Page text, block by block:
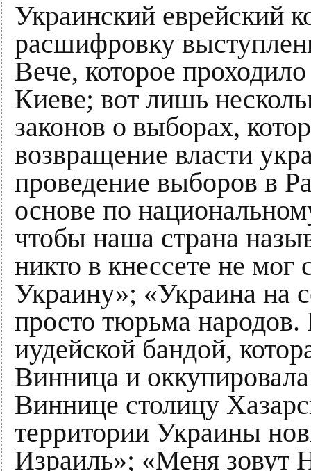
Украинский еврейский
расшифровку
Вече, которое
Киеве; вот лишь
законов о выборах,
возвращение власти
проведение выборов в
основе по
чтобы наша страна
никто в кнессете не мог
Украину»; «Украина на
просто тюрьма
иудейской бандой,
Винница и
Виннице столицу
территории Украины
Израиль»; «Меня зовут